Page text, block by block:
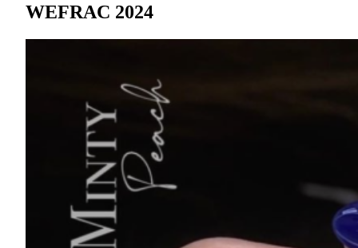
WEFRAC 2024